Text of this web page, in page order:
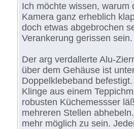
Ich möchte wissen, warum
Kamera ganz erheblich
doch etwas abgebrochen
Verankerung gerissen sein.
Der arg verdallerte Alu-
über dem Gehäuse ist
Doppelklebeband
Klinge aus einem
robusten Küchemessser
mehreren Stellen
mehr möglich zu sein.